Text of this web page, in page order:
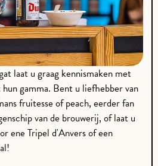
laat u graag kennismaken met
gamma. Bent u liefhebber van
fruitesse of peach, eerder fan
van de brouwerij, of laat u
ene Tripel d'Anvers of een